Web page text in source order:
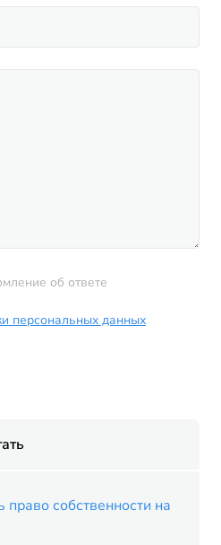
об ответе
персональных данных
право собственности на